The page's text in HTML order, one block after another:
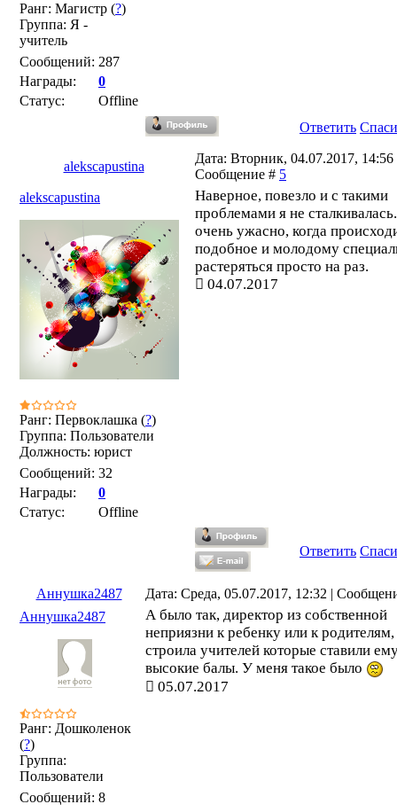
Ранг: Магистр (?)
Группа: Я -
учитель
Сообщений: 287
Награды:
0
Статус:
Offline
Ответить
alekscapustina
Дата: Вторник, 04.07.2017, 14:56
Сообщение # 5
alekscapustina
Ранг: Первоклашка (?)
Группа: Пользователи
Должность: юрист
Сообщений: 32
Награды:
0
Статус:
Offline
Наверное, повезло и с такими
проблемами я не
очень ужасно, когда
подобное и молодому
растеряться просто на раз.
04.07.2017
Ответить
Аннушка2487
Дата: Среда, 05.07.2017, 12:32 |
Аннушка2487
Ранг: Дошколенок
(?)
Группа:
Пользователи
Сообщений: 8
А было так, директор из собственной
неприязни к ребенку или к родителям,
строила учителей которые ставили
высокие балы. У меня такое было
05.07.2017